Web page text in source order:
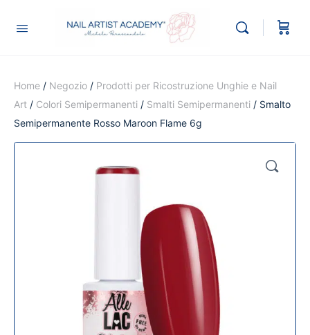
Home / Negozio / Prodotti per Ricostruzione Unghie e Nail
Art / Colori Semipermanenti / Smalti Semipermanenti / Smalto
Semipermanente Rosso Maroon Flame 6g
🔍